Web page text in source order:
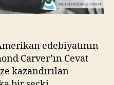
edebiyatının
Carver’ın Cevat
kazandırılan